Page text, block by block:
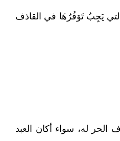
يَجِبُ تَوَفُرُهَا في القاذف
الحر له، سواء أكان العبد